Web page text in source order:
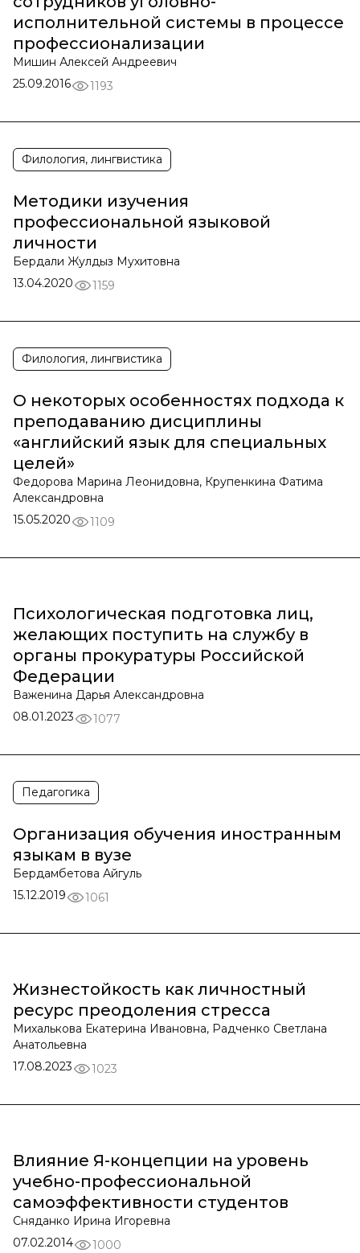
исполнительной системы в процессе
профессионализации
Мишин Алексей Андреевич
25.09.2016
1193
Филология, лингвистика
Методики изучения
профессиональной языковой
личности
Бердали Жулдыз Мухитовна
13.04.2020
1159
Филология, лингвистика
О некоторых особенностях подхода к
преподаванию дисциплины
«английский язык для специальных
целей»
Федорова Марина Леонидовна, Крупенкина Фатима
Александровна
15.05.2020
1109
Психологическая подготовка лиц,
желающих поступить на службу в
органы прокуратуры Российской
Федерации
Важенина Дарья Александровна
08.01.2023
1077
Педагогика
Организация обучения иностранным
языкам в вузе
Бердамбетова Айгуль
15.12.2019
1061
Жизнестойкость как личностный
ресурс преодоления стресса
Михалькова Екатерина Ивановна, Радченко Светлана
Анатольевна
17.08.2023
1023
Влияние Я-концепции на уровень
учебно-профессиональной
самоэффективности студентов
Сняданко Ирина Игоревна
07.02.2014
1000